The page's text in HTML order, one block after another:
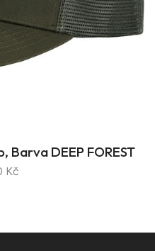
Barva DEEP FOREST
Kč